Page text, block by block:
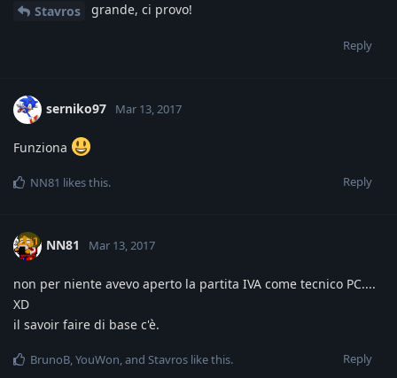
Stavros grande, ci provo!
Reply
serniko97 Mar 13, 2017
Funziona
Reply
NN81 likes this.
NN81 Mar 13, 2017
non per niente avevo aperto la partita IVA come tecnico PC....
XD
il savoir faire di base c'è.
Reply
BrunoB,YouWon, and Stavros like this.